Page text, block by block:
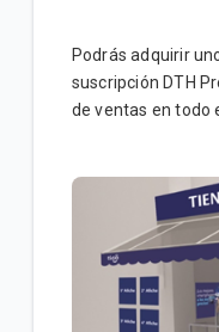
Podrás adquirir
suscripción DTH
de ventas en todo